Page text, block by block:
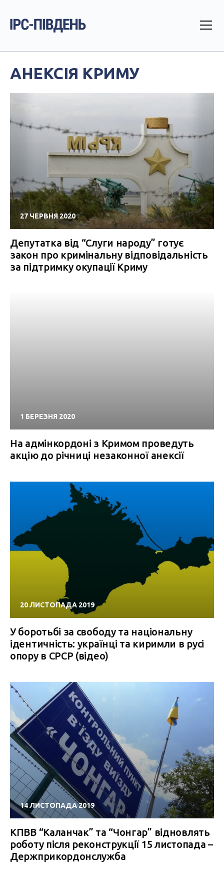
АНЕКСІЯ КРИМУ
27 ЧЕРВНЯ 2020
Депутатка від “Слуги народу” готує
закон про кримінальну відповідальність
за підтримку окупації Криму
1 БЕРЕЗНЯ 2020
На адмінкордоні з Кримом проведуть
акцію до річниці незаконної анекcії
20 ЛИСТОПАДА 2019
У боротьбі за свободу та національну
ідентичність: українці та киримли в русі
опору в СРСР (відео)
14 ЛИСТОПАДА 2019
КПВВ “Каланчак” та “Чонгар” відновлять
роботу після реконструкції 15 листопада –
Держприкордонслужба